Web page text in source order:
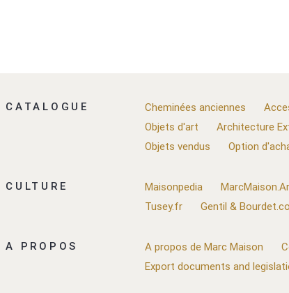
CATALOGUE Cheminées anciennes
Objets d'art
Architecture
Objets vendus
Option
CULTURE Maisonpedia
Tusey.fr
Gentil &
A PROPOS A propos de Marc Maison
Export documents and